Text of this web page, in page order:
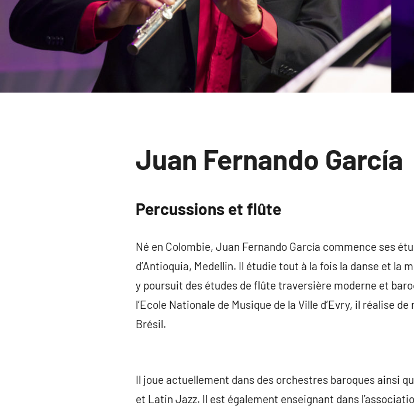
Juan Fernando García
Percussions et flûte
Né en Colombie, Juan Fernando García commence ses
d’Antioquia, Medellin. Il étudie tout à la fois la danse et la
y poursuit des études de flûte traversière moderne et
l’Ecole Nationale de Musique de la Ville d’Evry, il réalise
Brésil.
Il joue actuellement dans des orchestres baroques ainsi
et Latin Jazz. Il est également enseignant dans